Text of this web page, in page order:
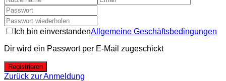
Ich bin einverstandenAllgemeine Geschäftsbedingungen
Dir wird ein Passwort per E-Mail zugeschickt
Registrieren
Zurück zur Anmeldung